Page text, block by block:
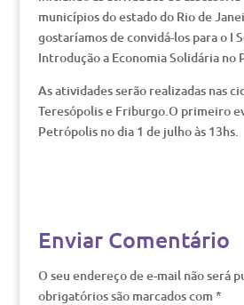
municípios do estado do Rio de
gostaríamos de convidá-los para o I
Introdução a Economia Solidária no
As atividades serão realizadas nas
Teresópolis e Friburgo.O primeiro
Petrópolis no dia 1 de julho às 13hs.
Enviar Comentário
O seu endereço de e-mail não será
obrigatórios são marcados com *